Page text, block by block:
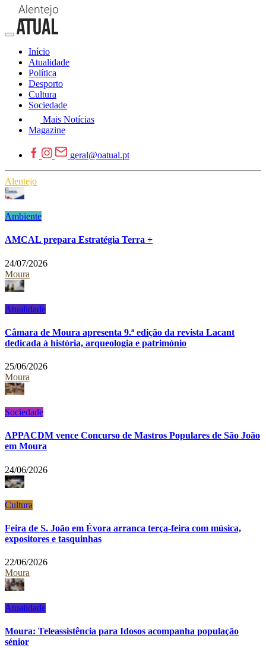
Início
Atualidade
Política
Desporto
Cultura
Sociedade
Mais Notícias
Magazine
geral@oatual.pt
Alentejo
Ambiente
AMCAL prepara Estratégia Terra +
24/07/2026
Moura
Atualidade
Câmara de Moura apresenta 9.ª edição da revista Lacant
dedicada à história, arqueologia e património
25/06/2026
Moura
Sociedade
APPACDM vence Concurso de Mastros Populares de São João
em Moura
24/06/2026
Cultura
Feira de S. João em Évora arranca terça-feira com música,
expositores e tasquinhas
22/06/2026
Moura
Atualidade
Moura: Teleassistência para Idosos acompanha população
sénior